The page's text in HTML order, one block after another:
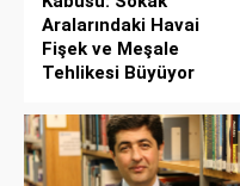
Aralarındaki Havai
Fişek ve Meşale
Tehlikesi Büyüyor